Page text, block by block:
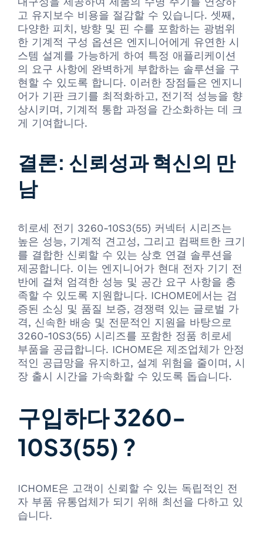
고 유지보수 비용을 절감할 수 있습니다. 셋째,
다양한 피치, 방향 및 핀 수를 포함하는 광범위
한 기계적 구성 옵션은 엔지니어에게 유연한 시
스템 설계를 가능하게 하여 특정 애플리케이션
의 요구 사항에 완벽하게 부합하는 솔루션을 구
현할 수 있도록 합니다. 이러한 장점들은 엔지니
어가 기판 크기를 최적화하고, 전기적 성능을 향
상시키며, 기계적 통합 과정을 간소화하는 데 크
게 기여합니다.
결론: 신뢰성과 혁신의 만
남
히로세 전기 3260-10S3(55) 커넥터 시리즈는
높은 성능, 기계적 견고성, 그리고 컴팩트한 크기
를 결합한 신뢰할 수 있는 상호 연결 솔루션을
제공합니다. 이는 엔지니어가 현대 전자 기기 전
반에 걸쳐 엄격한 성능 및 공간 요구 사항을 충
족할 수 있도록 지원합니다. ICHOME에서는 검
증된 소싱 및 품질 보증, 경쟁력 있는 글로벌 가
격, 신속한 배송 및 전문적인 지원을 바탕으로
3260-10S3(55) 시리즈를 포함한 정품 히로세
부품을 공급합니다. ICHOME은 제조업체가 안정
적인 공급망을 유지하고, 설계 위험을 줄이며, 시
장 출시 시간을 가속화할 수 있도록 돕습니다.
구입하다 3260-
10S3(55) ?
ICHOME은 고객이 신뢰할 수 있는 독립적인 전
자 부품 유통업체가 되기 위해 최선을 다하고 있
습니다.